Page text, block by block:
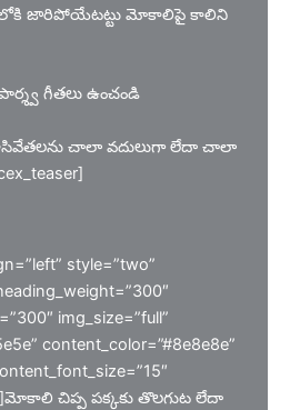
జారిపోయేటట్టు మోకాలిపై కాలిని
గీతలు ఉంచండి
చాలా వదులుగా లేదా చాలా
style=”two”
img_size=”full”
content_color=”#8e8e8e”
చిప్ప పక్కకు తొలగుట లేదా